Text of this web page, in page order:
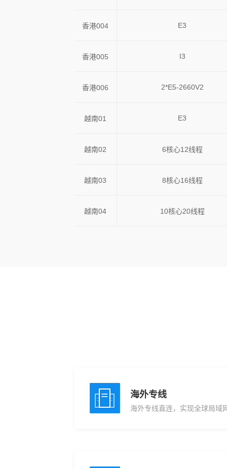
香港004 E3
香港005 I3
香港006 2*E5-2660V2
越南01 E3
越南02 6核心12线程
越南03 8核心16线程
越南04 10核心20线程
海外专线
海外专线直连，实现全球局域